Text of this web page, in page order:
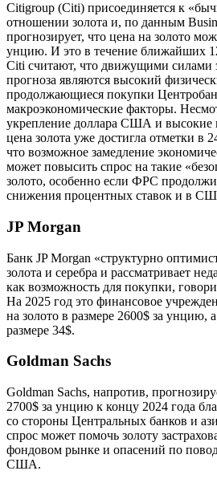
Citigroup (Citi) присоединяется к
отношении золота и, по данным
прогнозирует, что цена на золото
унцию. И это в течение ближайших
Citi считают, что движущими силами
прогноза являются высокий
продолжающиеся покупки
макроэкономические факторы.
укрепление доллара США и высокие
цена золота уже достигла отметки в
что возможное замедление
может повысить спрос на такие
золото, особенно если ФРС
снижения процентных ставок и в
JP Morgan
Банк JP Morgan «структурно
золота и серебра и рассматривает
как возможность для покупки,
На 2025 год это финансовое
на золото в размере 2600$ за унцию,
размере 34$.
Goldman Sachs
Goldman Sachs, напротив,
2700$ за унцию к концу 2024 года
со стороны Центральных банков и
спрос может помочь золоту
фондовом рынке и опасений по
США.